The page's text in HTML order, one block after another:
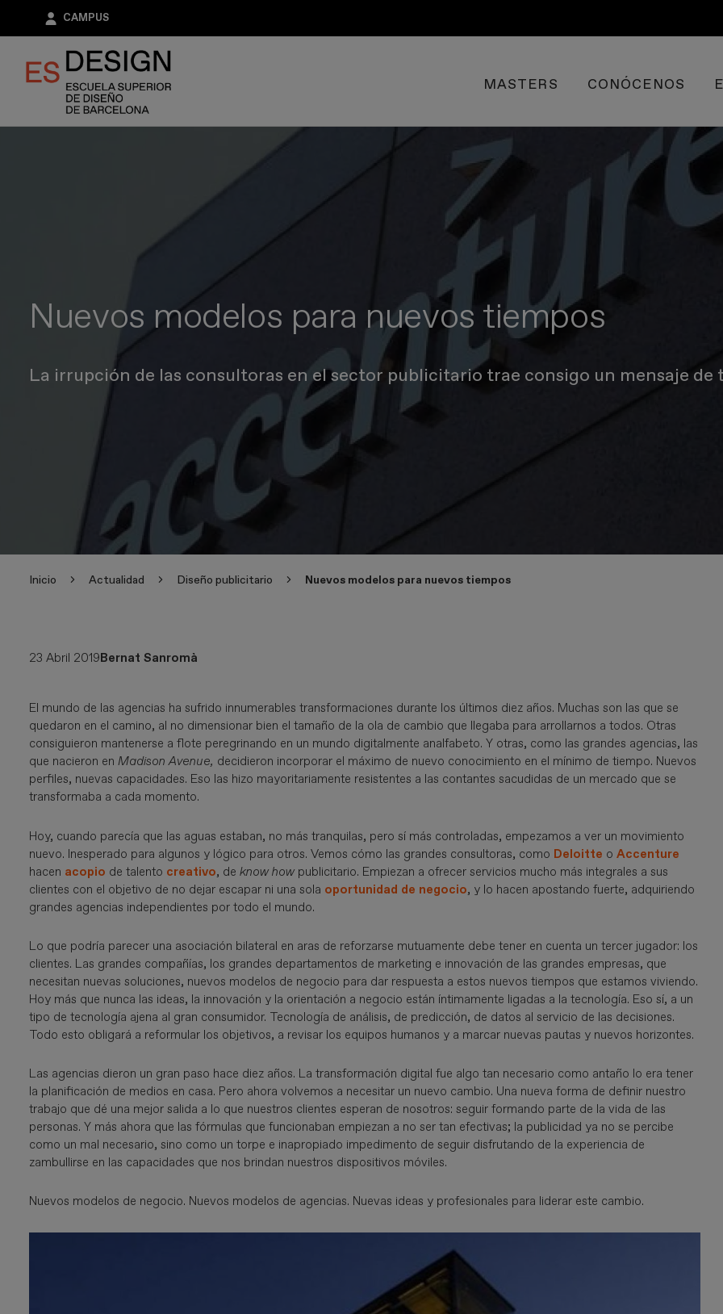
principal
CAMPUS
MASTERS CONÓCENOS
Nuevos modelos para nuevos tiempos
La irrupción de las consultoras en el sector publicitario trae consigo un mensaje
Inicio Actualidad Diseño publicitario Nuevos modelos para nuevos tiempos
23 Abril 2019Bernat Sanromà
El mundo de las agencias ha sufrido innumerables transformaciones durante los últimos diez años. Muchas son las que se
quedaron en el camino, al no dimensionar bien el tamaño de la ola de cambio que llegaba para arrollarnos a todos. Otras
consiguieron mantenerse a flote peregrinando en un mundo digitalmente analfabeto. Y otras, como las grandes agencias, las
que nacieron enMadison Avenue, decidieron incorporar el máximo de nuevo conocimiento en el mínimo de tiempo. Nuevos
perfiles, nuevas capacidades. Eso las hizo mayoritariamente resistentes a las contantes sacudidas de un mercado que se
transformaba a cada momento.
Hoy, cuando parecía que las aguas estaban, no más tranquilas, pero sí más controladas, empezamos a ver un movimiento
nuevo. Inesperado para algunos y lógico para otros. Vemos cómo las grandes consultoras, como Deloitte oAccenture
hacen acopio de talento creativo, deknow how publicitario. Empiezan a ofrecer servicios mucho más integrales a sus
clientes con el objetivo de no dejar escapar ni una sola oportunidad de negocio, y lo hacen apostando fuerte, adquiriendo
grandes agencias independientes por todo el mundo.
Lo que podría parecer una asociación bilateral en aras de reforzarse mutuamente debe tener en cuenta un tercer jugador: los
clientes. Las grandes compañías, los grandes departamentos de marketing e innovación de las grandes empresas, que
necesitan nuevas soluciones, nuevos modelos de negocio para dar respuesta a estos nuevos tiempos que estamos viviendo.
Hoy más que nunca las ideas, la innovación y la orientación a negocio están íntimamente ligadas a la tecnología. Eso sí, a un
tipo de tecnología ajena al gran consumidor. Tecnología de análisis, de predicción, de datos al servicio de las decisiones.
Todo esto obligará a reformular los objetivos, a revisar los equipos humanos y a marcar nuevas pautas y nuevos horizontes.
Las agencias dieron un gran paso hace diez años. La transformación digital fue algo tan necesario como antaño lo era tener
la planificación de medios en casa. Pero ahora volvemos a necesitar un nuevo cambio. Una nueva forma de definir nuestro
trabajo que dé una mejor salida a lo que nuestros clientes esperan de nosotros: seguir formando parte de la vida de las
personas. Y más ahora que las fórmulas que funcionaban empiezan a no ser tan efectivas; la publicidad ya no se percibe
como un mal necesario, sino como un torpe e inapropiado impedimento de seguir disfrutando de la experiencia de
zambullirse en las capacidades que nos brindan nuestros dispositivos móviles.
Nuevos modelos de negocio. Nuevos modelos de agencias. Nuevas ideas y profesionales para liderar este cambio.